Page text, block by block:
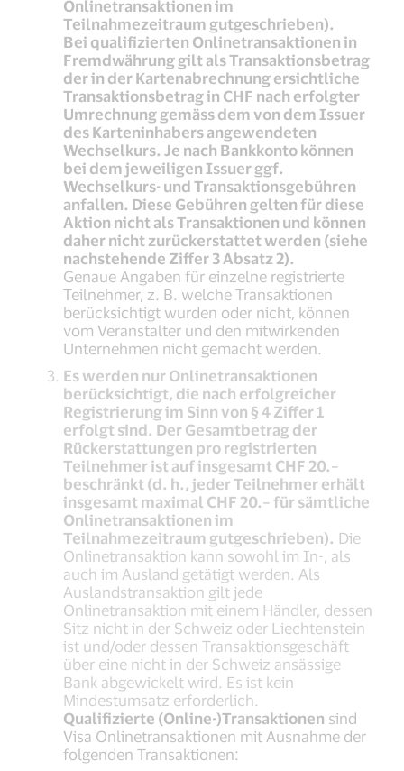
Onlinetransaktionen im
Teilnahmezeitraum gutgeschrieben).
Bei qualifizierten Onlinetransaktionen in
Fremdwährung gilt als Transaktionsbetrag
der in der Kartenabrechnung ersichtliche
Transaktionsbetrag in CHF nach erfolgter
Umrechnung gemäss dem von dem Issuer
des Karteninhabers angewendeten
Wechselkurs. Je nach Bankkonto können
bei dem jeweiligen Issuer ggf.
Wechselkurs- und Transaktionsgebühren
anfallen. Diese Gebühren gelten für diese
Aktion nicht als Transaktionen und können
daher nicht zurückerstattet werden (siehe
nachstehende Ziffer 3 Absatz 2).
Genaue Angaben für einzelne registrierte
Teilnehmer, z. B. welche Transaktionen
berücksichtigt wurden oder nicht, können
vom Veranstalter und den mitwirkenden
Unternehmen nicht gemacht werden.
Es werden nur Onlinetransaktionen
berücksichtigt, die nach erfolgreicher
Registrierung im Sinn von § 4 Ziffer 1
erfolgt sind. Der Gesamtbetrag der
Rückerstattungen pro registrierten
Teilnehmer ist auf insgesamt CHF 20.–
beschränkt (d. h., jeder Teilnehmer erhält
insgesamt maximal CHF 20.– für sämtliche
Onlinetransaktionen im
Teilnahmezeitraum gutgeschrieben). Die
Onlinetransaktion kann sowohl im In-, als
auch im Ausland getätigt werden. Als
Auslandstransaktion gilt jede
Onlinetransaktion mit einem Händler, dessen
Sitz nicht in der Schweiz oder Liechtenstein
ist und/oder dessen Transaktionsgeschäft
über eine nicht in der Schweiz ansässige
Bank abgewickelt wird. Es ist kein
Mindestumsatz erforderlich.
Qualifizierte (Online-)Transaktionen sind
Visa Onlinetransaktionen mit Ausnahme der
folgenden Transaktionen: